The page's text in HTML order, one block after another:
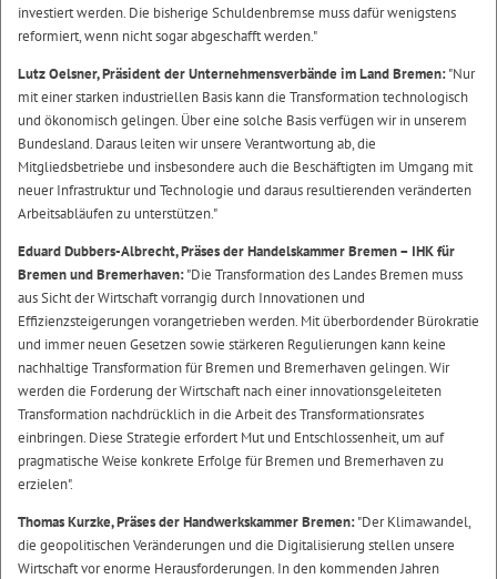
investiert werden. Die bisherige Schuldenbremse muss dafür wenigstens
reformiert, wenn nicht sogar abgeschafft werden."
Lutz Oelsner, Präsident der Unternehmensverbände im Land Bremen:"Nur
mit einer starken industriellen Basis kann die Transformation technologisch
und ökonomisch gelingen. Über eine solche Basis verfügen wir in unserem
Bundesland. Daraus leiten wir unsere Verantwortung ab, die
Mitgliedsbetriebe und insbesondere auch die Beschäftigten im Umgang mit
neuer Infrastruktur und Technologie und daraus resultierenden veränderten
Arbeitsabläufen zu unterstützen."
Eduard Dubbers-Albrecht, Präses der Handelskammer Bremen – IHK für
Bremen und Bremerhaven:"Die Transformation des Landes Bremen muss
aus Sicht der Wirtschaft vorrangig durch Innovationen und
Effizienzsteigerungen vorangetrieben werden. Mit überbordender Bürokratie
und immer neuen Gesetzen sowie stärkeren Regulierungen kann keine
nachhaltige Transformation für Bremen und Bremerhaven gelingen. Wir
werden die Forderung der Wirtschaft nach einer innovationsgeleiteten
Transformation nachdrücklich in die Arbeit des Transformationsrates
einbringen. Diese Strategie erfordert Mut und Entschlossenheit, um auf
pragmatische Weise konkrete Erfolge für Bremen und Bremerhaven zu
erzielen".
Thomas Kurzke, Präses der Handwerkskammer Bremen:"Der Klimawandel,
die geopolitischen Veränderungen und die Digitalisierung stellen unsere
Wirtschaft vor enorme Herausforderungen. In den kommenden Jahren